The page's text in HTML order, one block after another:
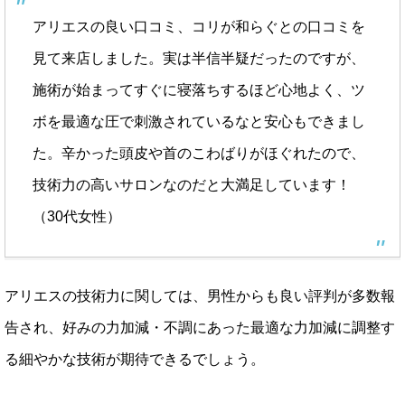
アリエスの良い口コミ、コリが和らぐとの口コミを
見て来店しました。実は半信半疑だったのですが、
施術が始まってすぐに寝落ちするほど心地よく、ツ
ボを最適な圧で刺激されているなと安心もできまし
た。辛かった頭皮や首のこわばりがほぐれたので、
技術力の高いサロンなのだと大満足しています！
（30代女性）
アリエスの技術力に関しては、男性からも良い評判が多数報
告され、好みの力加減・不調にあった最適な力加減に調整す
る細やかな技術が期待できるでしょう。